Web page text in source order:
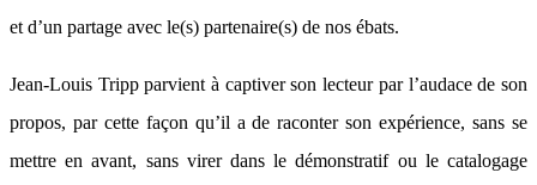
et d’un partage avec le(s) partenaire(s) de nos ébats.
Jean-Louis Tripp parvient à captiver son lecteur par l’audace de son
propos, par cette façon qu’il a de raconter son expérience, sans se
mettre en avant, sans virer dans le démonstratif ou le catalogage